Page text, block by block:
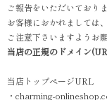
ご報告をいただいており
お客様におかれましては
ご注意下さいますようお
当店の正規のドメイン
当店トップページURL
・charming-